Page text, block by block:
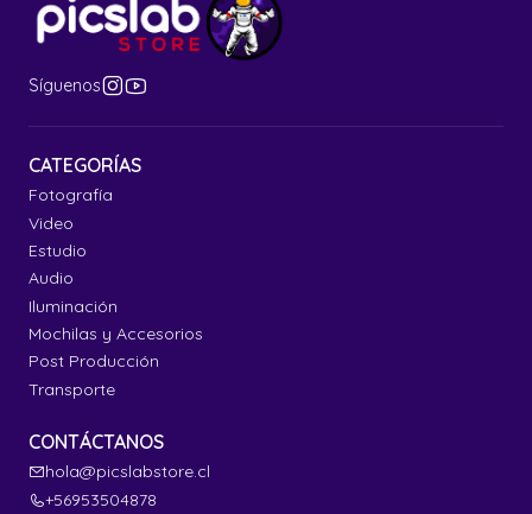
Síguenos
CATEGORÍAS
Fotografía
Video
Estudio
Audio
Iluminación
Mochilas y Accesorios
Post Producción
Transporte
CONTÁCTANOS
hola@picslabstore.cl
+56953504878